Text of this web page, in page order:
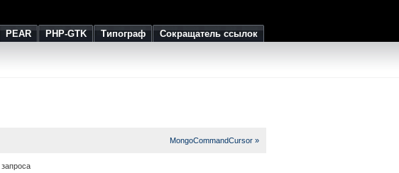
PEAR PHP-GTK Типограф Сокращатель ссылок
MongoCommandCursor »